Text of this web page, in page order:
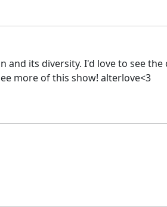
and its diversity. I'd love to see
more of this show! alterlove<3